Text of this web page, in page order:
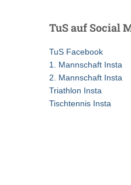
n
a
c
h
:
TuS auf Social
TuS Facebook
1. Mannschaft Insta
2. Mannschaft Insta
Triathlon Insta
Tischtennis Insta